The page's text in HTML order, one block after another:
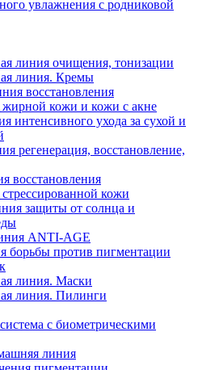
увлажнения с родниковой
линия очищения, тонизации
линия. Кремы
восстановления
жирной кожи и кожи с акне
интенсивного ухода за сухой и
регенерация, восстановление,
восстановления
кожи
защиты от солнца и
ANTI-AGE
борьбы против пигментации
линия. Маски
линия. Пилинги
с биометрическими
линия